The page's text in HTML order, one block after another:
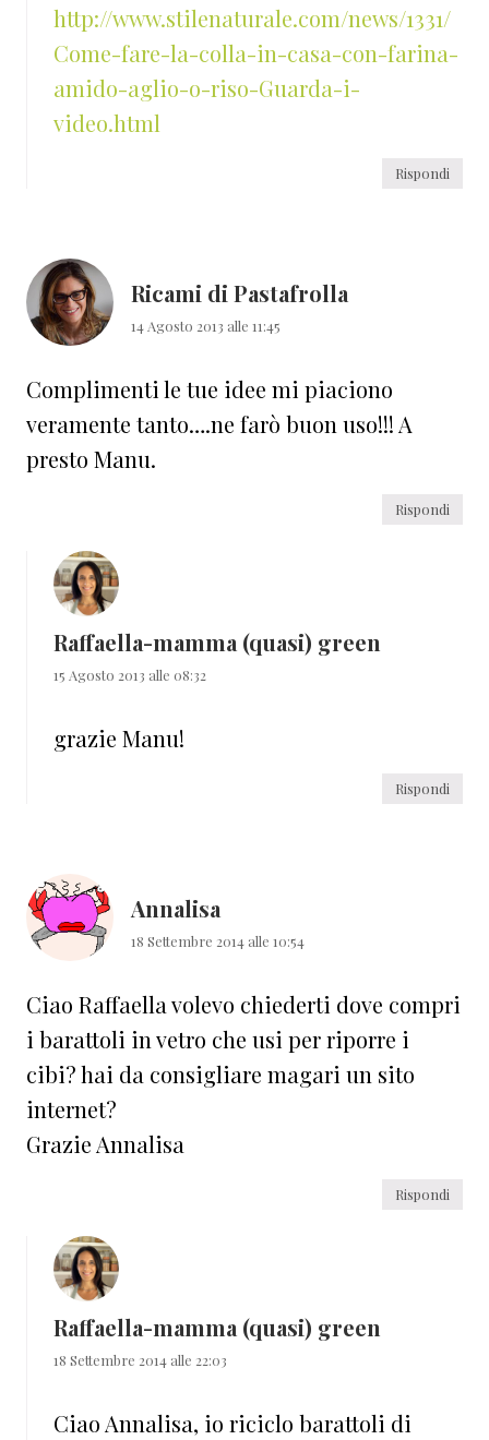
http://www.stilenaturale.com/news/1331/
Come-fare-la-colla-in-casa-con-farina-
amido-aglio-o-riso-Guarda-i-
video.html
Rispondi
Ricami di Pastafrolla
14 Agosto 2013 alle 11:45
Complimenti le tue idee mi piaciono
veramente tanto….ne farò buon uso!!! A
presto Manu.
Rispondi
Raffaella-mamma (quasi) green
15 Agosto 2013 alle 08:32
grazie Manu!
Rispondi
Annalisa
18 Settembre 2014 alle 10:54
Ciao Raffaella volevo chiederti dove compri
i barattoli in vetro che usi per riporre i
cibi? hai da consigliare magari un sito
internet?
Grazie Annalisa
Rispondi
Raffaella-mamma (quasi) green
18 Settembre 2014 alle 22:03
Ciao Annalisa, io riciclo barattoli di